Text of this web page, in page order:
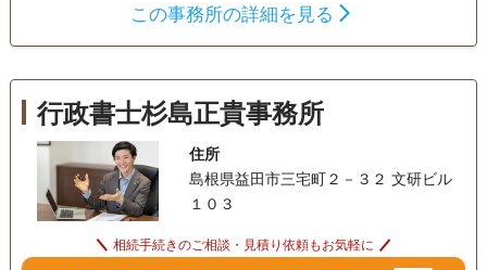
この事務所の詳細を見る
行政書士杉島正貴事務所
住所
島根県益田市三宅町２－３２ 文研ビル
１０３
相続手続きのご相談・見積り依頼もお気軽に